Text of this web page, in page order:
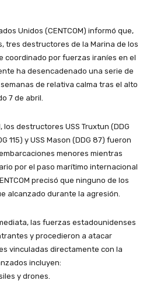
Unidos (CENTCOM) informó que,
tres destructores de la Marina de los
coordinado por fuerzas iraníes en el
ha desencadenado una serie de
de relativa calma tras el alto
7 de abril.
destructores USS Truxtun (DDG
115) y USS Mason (DDG 87) fueron
menores mientras
por el paso marítimo internacional
precisó que ninguno de los
alcanzado durante la agresión.
las fuerzas estadounidenses
y procedieron a atacar
vinculadas directamente con la
incluyen:
y drones.